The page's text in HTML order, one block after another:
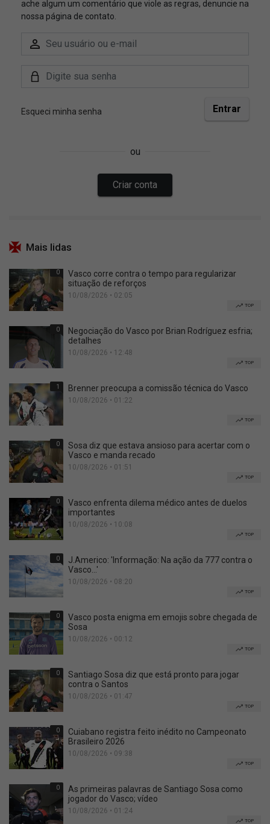
Mais lidas
0
Vasco corre contra o tempo para regularizar
situação de reforços
10/08/2026 • 02:05
TOP
0
Negociação do Vasco por Brian Rodríguez esfria;
detalhes
10/08/2026 • 12:48
TOP
1 Brenner preocupa a comissão técnica do Vasco
10/08/2026 • 01:22
TOP
0
Sosa diz que estava ansioso para acertar com o
Vasco e manda recado
10/08/2026 • 01:51
TOP
0
Vasco enfrenta dilema médico antes de duelos
importantes
10/08/2026 • 10:08
TOP
0
J.Americo: 'Informação: Na ação da 777 contra o
Vasco...'
10/08/2026 • 08:20
TOP
0
Vasco posta enigma em emojis sobre chegada de
Sosa
10/08/2026 • 00:12
TOP
0
Santiago Sosa diz que está pronto para jogar
contra o Santos
10/08/2026 • 01:47
TOP
0
Cuiabano registra feito inédito no Campeonato
Brasileiro 2026
10/08/2026 • 09:38
TOP
0
As primeiras palavras de Santiago Sosa como
jogador do Vasco; vídeo
10/08/2026 • 01:24
TOP